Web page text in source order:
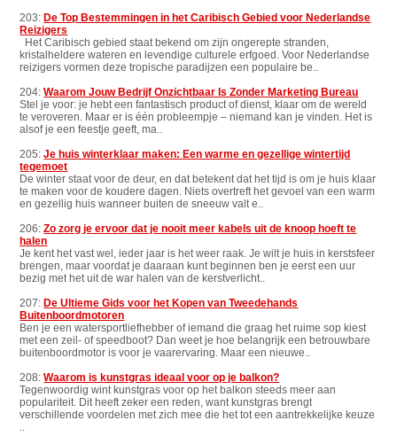
203:De Top Bestemmingen in het Caribisch Gebied voor Nederlandse
Reizigers
Het Caribisch gebied staat bekend om zijn ongerepte stranden,
kristalheldere wateren en levendige culturele erfgoed. Voor Nederlandse
reizigers vormen deze tropische paradijzen een populaire be..
204:Waarom Jouw Bedrijf Onzichtbaar Is Zonder Marketing Bureau
Stel je voor: je hebt een fantastisch product of dienst, klaar om de wereld
te veroveren. Maar er is één probleempje – niemand kan je vinden. Het is
alsof je een feestje geeft, ma..
205:Je huis winterklaar maken: Een warme en gezellige wintertijd
tegemoet
De winter staat voor de deur, en dat betekent dat het tijd is om je huis klaar
te maken voor de koudere dagen. Niets overtreft het gevoel van een warm
en gezellig huis wanneer buiten de sneeuw valt e..
206:Zo zorg je ervoor dat je nooit meer kabels uit de knoop hoeft te
halen
Je kent het vast wel, ieder jaar is het weer raak. Je wilt je huis in kerstsfeer
brengen, maar voordat je daaraan kunt beginnen ben je eerst een uur
bezig met het uit de war halen van de kerstverlicht..
207:De Ultieme Gids voor het Kopen van Tweedehands
Buitenboordmotoren
Ben je een watersportliefhebber of iemand die graag het ruime sop kiest
met een zeil- of speedboot? Dan weet je hoe belangrijk een betrouwbare
buitenboordmotor is voor je vaarervaring. Maar een nieuwe..
208:Waarom is kunstgras ideaal voor op je balkon?
Tegenwoordig wint kunstgras voor op het balkon steeds meer aan
populariteit. Dit heeft zeker een reden, want kunstgras brengt
verschillende voordelen met zich mee die het tot een aantrekkelijke keuze
..